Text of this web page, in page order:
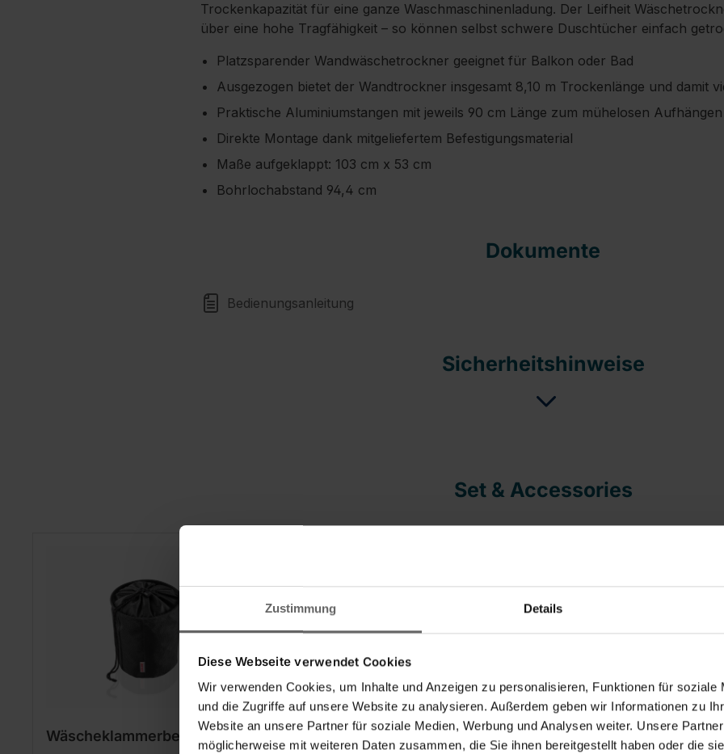
Zustimmung Details
Diese Webseite verwendet Cookies
Wir verwenden Cookies, um Inhalte und Anzeigen zu personalisieren, Funktionen für soziale
und die Zugriffe auf unsere Website zu analysieren. Außerdem geben wir Informationen zu
Website an unsere Partner für soziale Medien, Werbung und Analysen weiter. Unsere
möglicherweise mit weiteren Daten zusammen, die Sie ihnen bereitgestellt haben oder die
Trockenkapazität für eine ganze Waschmaschinenladung. Der Leifheit
über eine hohe Tragfähigkeit – so können selbst schwere Duschtücher einfach
Platzsparender Wandwäschetrockner geeignet für Balkon oder Bad
Ausgezogen bietet der Wandtrockner insgesamt 8,10 m Trockenlänge und damit
Praktische Aluminiumstangen mit jeweils 90 cm Länge zum mühelosen
Direkte Montage dank mitgeliefertem Befestigungsmaterial
Maße aufgeklappt: 103 cm x 53 cm
Bohrlochabstand 94,4 cm
Dokumente
Bedienungsanleitung
Sicherheitshinweise
Set & Accessories
Wäscheklammerbeutel Wäscheklammern 25er Set Wäschenetze